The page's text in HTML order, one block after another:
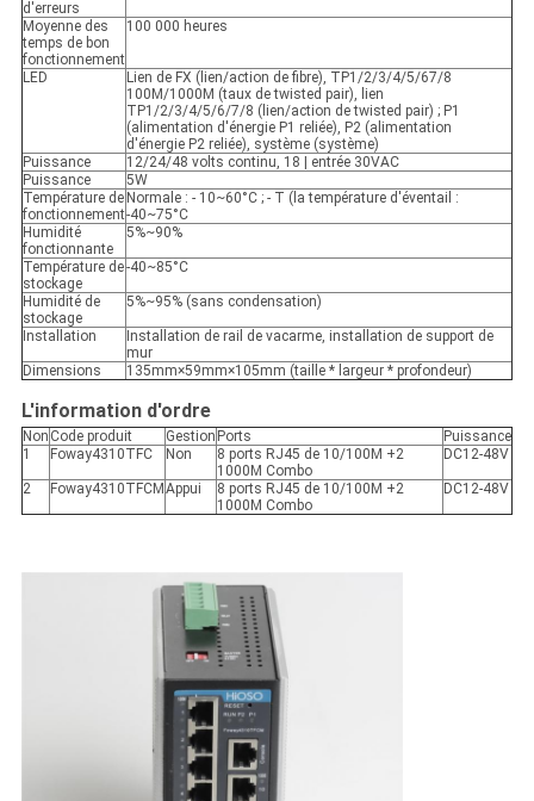
d'erreurs
Moyenne des
temps de bon
fonctionnement
100 000 heures
LED
Lien de FX (lien/action de fibre), TP1/2/3/4/5/67/8
100M/1000M (taux de twisted pair), lien
TP1/2/3/4/5/6/7/8 (lien/action de twisted pair) ; P1
(alimentation d'énergie P1 reliée), P2 (alimentation
d'énergie P2 reliée), système (système)
Puissance
12/24/48 volts continu, 18 | entrée 30VAC
Puissance
5W
Température de
fonctionnement
Normale : - 10~60°C ; - T (la température d'éventail :
-40~75°C
Humidité
fonctionnante
5%~90%
Température de
stockage
-40~85°C
Humidité de
stockage
5%~95% (sans condensation)
Installation
Installation de rail de vacarme, installation de support de
mur
Dimensions
135mm×59mm×105mm (taille * largeur * profondeur)
L'information d'ordre
Non Code produit Gestion Ports
Puissance
1
Foway4310TFC Non
8 ports RJ45 de 10/100M +2
1000M Combo
DC12-48V
2 Foway4310TFCM Appui
8 ports RJ45 de 10/100M +2
1000M Combo
DC12-48V